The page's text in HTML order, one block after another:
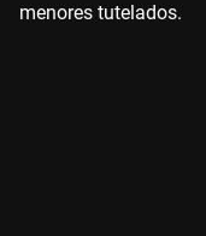
menores tutelados.